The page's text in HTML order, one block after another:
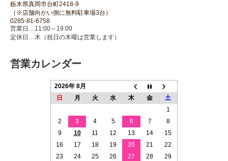
栃木県真岡市台町2418-9
（※店舗向かい側に無料駐車場3台）
0285-81-6758
営業日…11:00～19:00
定休日…木（祝日の木曜は営業します）
営業カレンダー
2026年 8月
日
月 火 水 木 金
土
1
2
3 4 5 6 7
8
9
10 11 12 13 14
15
16
17 18 19 20 21
22
23
24 25 26 27 28
29